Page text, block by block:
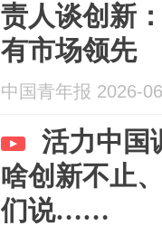
责人谈创新
有市场领先
中国青年报 2026-
活力中国
啥创新不止
们说……